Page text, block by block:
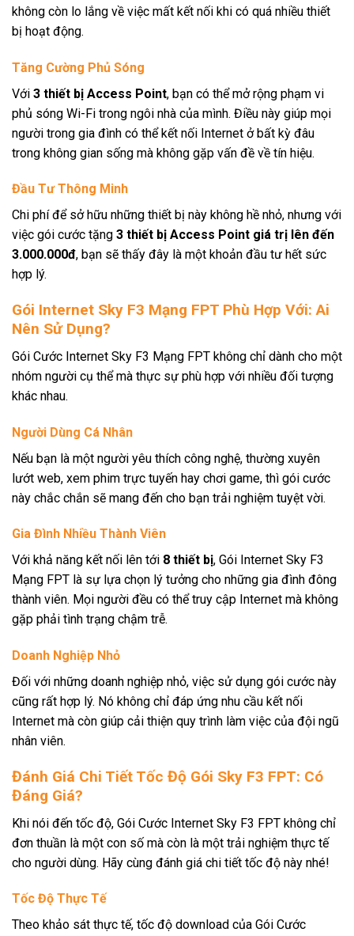
không còn lo lắng về việc mất kết nối khi có quá nhiều thiết
bị hoạt động.
Tăng Cường Phủ Sóng
Với 3 thiết bị Access Point, bạn có thể mở rộng phạm vi
phủ sóng Wi-Fi trong ngôi nhà của mình. Điều này giúp mọi
người trong gia đình có thể kết nối Internet ở bất kỳ đâu
trong không gian sống mà không gặp vấn đề về tín hiệu.
Đầu Tư Thông Minh
Chi phí để sở hữu những thiết bị này không hề nhỏ, nhưng với
việc gói cước tặng 3 thiết bị Access Point giá trị lên đến
3.000.000đ, bạn sẽ thấy đây là một khoản đầu tư hết sức
hợp lý.
Gói Internet Sky F3 Mạng FPT Phù Hợp Với: Ai
Nên Sử Dụng?
Gói Cước Internet Sky F3 Mạng FPT không chỉ dành cho một
nhóm người cụ thể mà thực sự phù hợp với nhiều đối tượng
khác nhau.
Người Dùng Cá Nhân
Nếu bạn là một người yêu thích công nghệ, thường xuyên
lướt web, xem phim trực tuyến hay chơi game, thì gói cước
này chắc chắn sẽ mang đến cho bạn trải nghiệm tuyệt vời.
Gia Đình Nhiều Thành Viên
Với khả năng kết nối lên tới 8 thiết bị, Gói Internet Sky F3
Mạng FPT là sự lựa chọn lý tưởng cho những gia đình đông
thành viên. Mọi người đều có thể truy cập Internet mà không
gặp phải tình trạng chậm trễ.
Doanh Nghiệp Nhỏ
Đối với những doanh nghiệp nhỏ, việc sử dụng gói cước này
cũng rất hợp lý. Nó không chỉ đáp ứng nhu cầu kết nối
Internet mà còn giúp cải thiện quy trình làm việc của đội ngũ
nhân viên.
Đánh Giá Chi Tiết Tốc Độ Gói Sky F3 FPT: Có
Đáng Giá?
Khi nói đến tốc độ, Gói Cước Internet Sky F3 FPT không chỉ
đơn thuần là một con số mà còn là một trải nghiệm thực tế
cho người dùng. Hãy cùng đánh giá chi tiết tốc độ này nhé!
Tốc Độ Thực Tế
Theo khảo sát thực tế, tốc độ download của Gói Cước